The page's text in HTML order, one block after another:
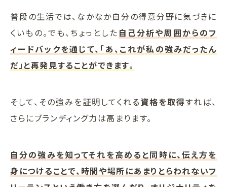
普段の生活では、なかなか自分の得意分野に気づきに
くいもの。でも、ちょっとした 自己分析や周囲からのフ
ィードバックを通じて、「あ、これが私の強みだったん
だ」と再発見することができます。
そして、その強みを証明してくれる資格を取得すれば、
さらにブランディング力は高まります。
自分の強みを知ってそれを高めると同時に、伝え方を
身につけることで、時間や場所にあまりとらわれないフ